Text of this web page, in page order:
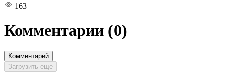
163
Комментарии (0)
Комментарий
Загрузить еще